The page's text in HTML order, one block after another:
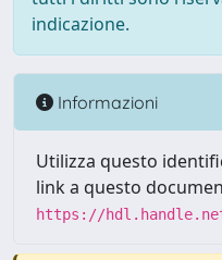
indicazione.
Informazioni
Utilizza questo
link a questo
https://